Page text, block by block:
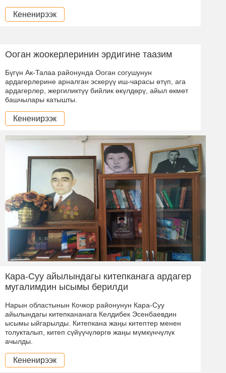
Кененирээк
Ооган жоокерлеринин эрдигине таазим
Бүгүн Ак-Талаа районунда Ооган согушунун
ардагерлерине арналган эскерүү иш-чарасы өтүп, ага
ардагерлер, жергиликтүү бийлик өкүлдөрү, айыл өкмөт
башчылары катышты.
Кененирээк
Кара-Суу айылындагы китепканага ардагер
мугалимдин ысымы берилди
Нарын областынын Кочкор районунун Кара-Суу
айылындагы китепкананага Келдибек Эсенбаевдин
ысымы ыйгарылды. Китепкана жаңы китептер менен
толукталып, китеп сүйүүчүлөргө жаңы мүмкүнчүлүк
ачылды.
Кененирээк